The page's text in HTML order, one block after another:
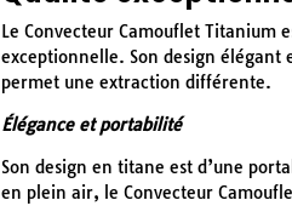
Le Convecteur Camouflet
exceptionnelle. Son design
permet une extraction différente.
Élégance et portabilité
Son design en titane est d’une
en plein air, le Convecteur